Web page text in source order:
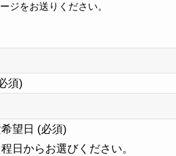
ジをお送りください。
須)
望日 (必須)
日からお選びください。